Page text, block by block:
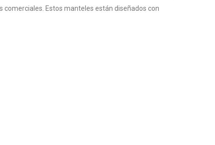
comerciales. Estos manteles están diseñados con